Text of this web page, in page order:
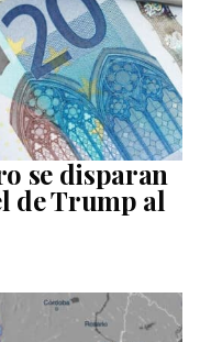
se disparan
de Trump al